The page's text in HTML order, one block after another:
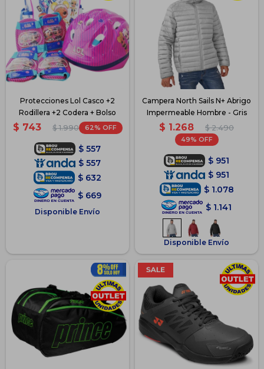
Protecciones Lol Casco +2
Rodillera +2 Codera + Bolso
$ 743 $ 1.990 62
$ 557
$ 557
$ 632
$ 669
Disponible Envío
Campera North Sails N+ Abrigo
Impermeable Hombre - Gris
$ 1.268 $ 2.490
49
$ 951
$ 951
$ 1.078
$ 1.141
Disponible Envío